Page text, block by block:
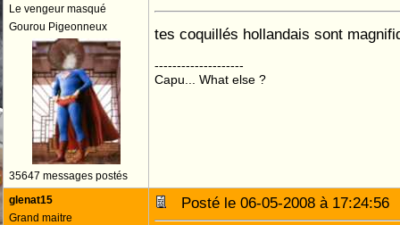
Le vengeur masqué
Gourou Pigeonneux
35647 messages postés
tes coquillés hollandais sont
--------------------
Capu... What else ?
glenat15
Grand maitre
Posté le 06-05-2008 à